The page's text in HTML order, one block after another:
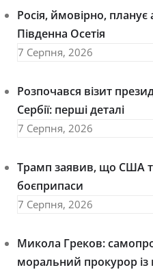
Росія, ймовірно, планує
Південна Осетія
7 Серпня, 2026
Розпочався візит
Сербії: перші деталі
7 Серпня, 2026
Трамп заявив, що США
боєприпаси
7 Серпня, 2026
Микола Греков:
моральний прокурор